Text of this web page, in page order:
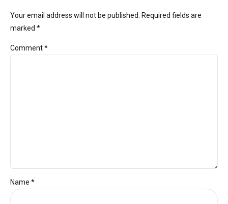
Your email address will not be published. Required fields are
marked *
Comment*
Name *